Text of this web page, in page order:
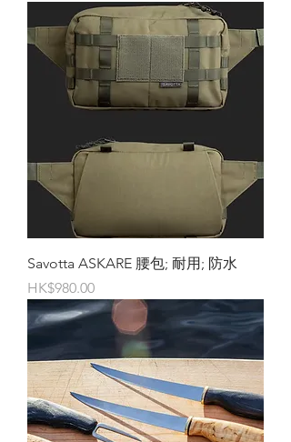
Savotta ASKARE 腰包; 耐用; 防水 ⠀
價格
HK$980.00